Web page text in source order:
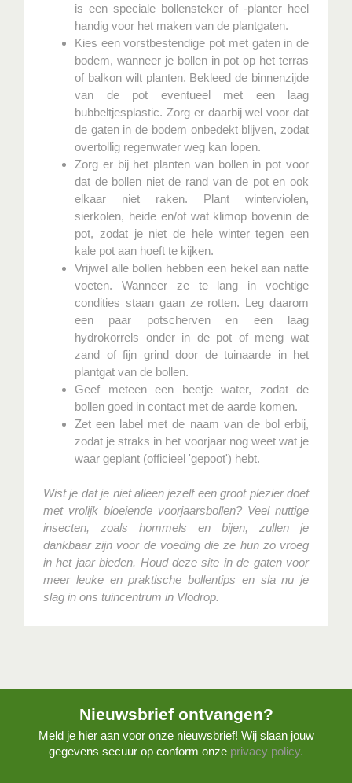
is een speciale bollensteker of -planter heel
handig voor het maken van de plantgaten.
Kies een vorstbestendige pot met gaten in de
bodem, wanneer je bollen in pot op het terras
of balkon wilt planten. Bekleed de binnenzijde
van de pot eventueel met een laag
bubbeltjesplastic. Zorg er daarbij wel voor dat
de gaten in de bodem onbedekt blijven, zodat
overtollig regenwater weg kan lopen.
Zorg er bij het planten van bollen in pot voor
dat de bollen niet de rand van de pot en ook
elkaar niet raken. Plant winterviolen,
sierkolen, heide en/of wat klimop bovenin de
pot, zodat je niet de hele winter tegen een
kale pot aan hoeft te kijken.
Vrijwel alle bollen hebben een hekel aan natte
voeten. Wanneer ze te lang in vochtige
condities staan gaan ze rotten. Leg daarom
een paar potscherven en een laag
hydrokorrels onder in de pot of meng wat
zand of fijn grind door de tuinaarde in het
plantgat van de bollen.
Geef meteen een beetje water, zodat de
bollen goed in contact met de aarde komen.
Zet een label met de naam van de bol erbij,
zodat je straks in het voorjaar nog weet wat je
waar geplant (officieel 'gepoot') hebt.
Wist je dat je niet alleen jezelf een groot plezier doet
met vrolijk bloeiende voorjaarsbollen? Veel nuttige
insecten, zoals hommels en bijen, zullen je
dankbaar zijn voor de voeding die ze hun zo vroeg
in het jaar bieden. Houd deze site in de gaten voor
meer leuke en praktische bollentips en sla nu je
slag in ons tuincentrum in Vlodrop.
Nieuwsbrief ontvangen?
Meld je hier aan voor onze nieuwsbrief! Wij slaan jouw
gegevens secuur op conform onze privacy policy.